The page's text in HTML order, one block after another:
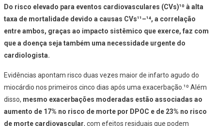
Do risco elevado para eventos cardiovasculares (CVs)¹⁰ à alta
taxa de mortalidade devido a causas CVs¹¹–¹⁴, a correlação
entre ambos, graças ao impacto sistêmico que exerce, faz com
que a doença seja também uma necessidade urgente do
cardiologista.
Evidências apontam risco duas vezes maior de infarto agudo do
miocárdio nos primeiros cinco dias após uma exacerbação.¹⁰ Além
disso, mesmo exacerbações moderadas estão associadas ao
aumento de 17% no risco de morte por DPOC e de 23% no risco
de morte cardiovascular, com efeitos residuais que podem